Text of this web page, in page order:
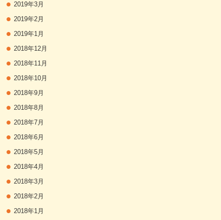
2019年3月
2019年2月
2019年1月
2018年12月
2018年11月
2018年10月
2018年9月
2018年8月
2018年7月
2018年6月
2018年5月
2018年4月
2018年3月
2018年2月
2018年1月